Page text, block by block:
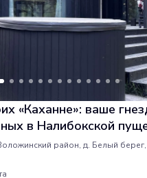
«Каханне»: ваше
в Налибокской
район, д. Белый